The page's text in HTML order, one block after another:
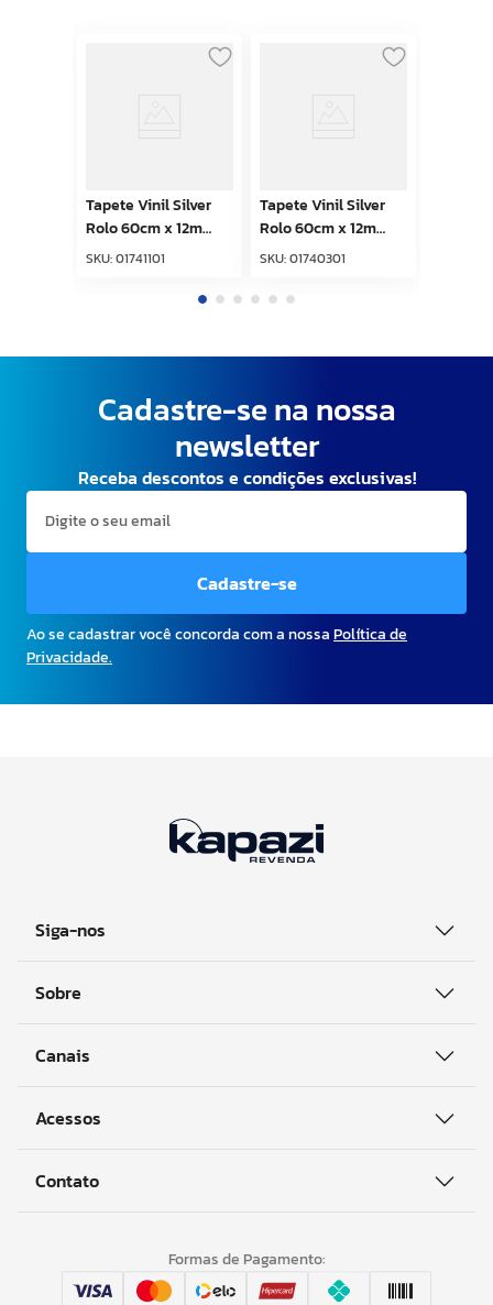
Tapete Vinil Silver
Rolo 60cm x 12m
Base Fundida Bordô
SKU:01741101
Tapete Vinil Silver
Rolo 60cm x 12m
Base Fundida Preto
SKU:01740301
Cadastre-se na nossa
newsletter
Receba descontos e condições exclusivas!
Cadastre-se
Ao se cadastrar você concorda com a nossaPolítica de
Privacidade.
Siga-nos
Sobre
Canais
Acessos
Contato
Formas de Pagamento: